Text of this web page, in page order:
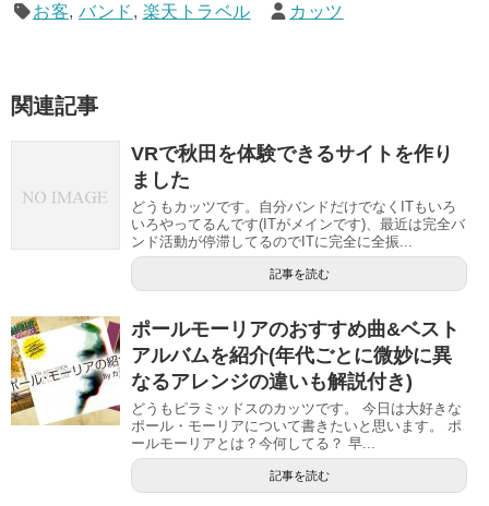
お客, バンド , 楽天トラベル カッツ
関連記事
VRで秋田を体験できるサイトを作り
ました
どうもカッツです。自分バンドだけでなくITもいろ
いろやってるんです(ITがメインです)、最近は完全バ
ンド活動が停滞してるのでITに完全に全振...
記事を読む
ポールモーリアのおすすめ曲&ベスト
アルバムを紹介(年代ごとに微妙に異
なるアレンジの違いも解説付き)
どうもピラミッドスのカッツです。 今日は大好きな
ポール・モーリアについて書きたいと思います。 ポ
ールモーリアとは？今何してる？ 早...
記事を読む